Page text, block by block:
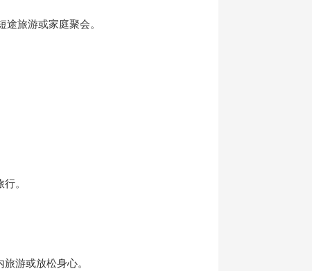
旅游或家庭聚会。
。
游或放松身心。